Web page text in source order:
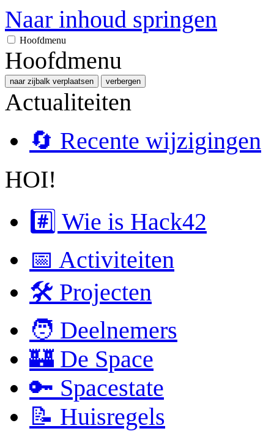
Naar inhoud springen
Hoofdmenu
Hoofdmenu
naar zijbalk verplaatsen verbergen
Actualiteiten
🔄 Recente wijzigingen
HOI!
#️⃣ Wie is Hack42
📅 Activiteiten
🛠 Projecten
🧑 Deelnemers
🏰 De Space
🔑 Spacestate
📝 Huisregels